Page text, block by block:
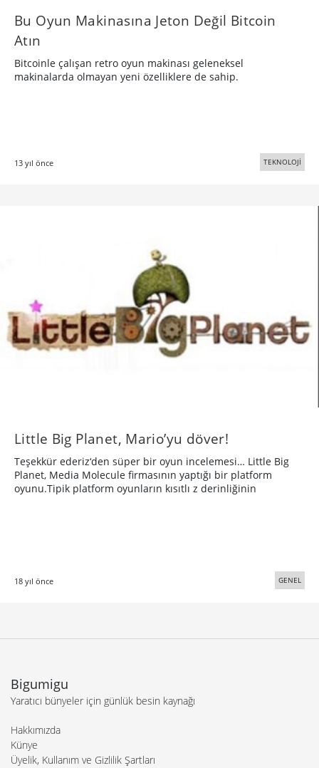
Bu Oyun Makinasına Jeton Değil Bitcoin
Atın
Bitcoinle çalışan retro oyun makinası geleneksel
makinalarda olmayan yeni özelliklere de sahip.
13 yıl önce TEKNOLOJİ
Little Big Planet, Mario’yu döver!
Teşekkür ederiz‘den süper bir oyun incelemesi… Little Big
Planet, Media Molecule firmasının yaptığı bir platform
oyunu.Tipik platform oyunların kısıtlı z derinliğinin
18 yıl önce GENEL
Bigumigu
Yaratıcı bünyeler için günlük besin kaynağı
Hakkımızda
Künye
Üyelik, Kullanım ve Gizlilik Şartları